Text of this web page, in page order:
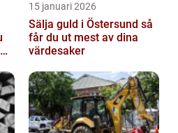
15 januari 2026
Sälja guld i Östersund så
får du ut mest av dina
värdesaker